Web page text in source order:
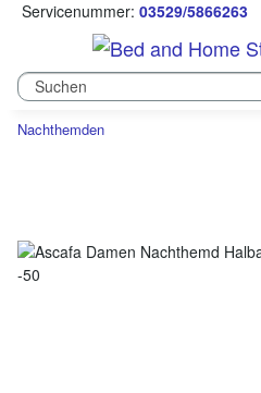
Servicenummer: 03529/5866263
Nachthemden